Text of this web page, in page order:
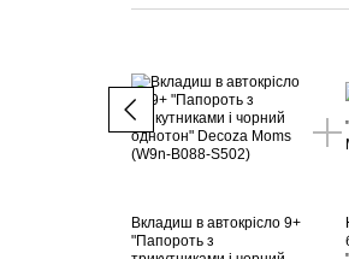
Вкладиш в автокрісло 9+
"Папороть з